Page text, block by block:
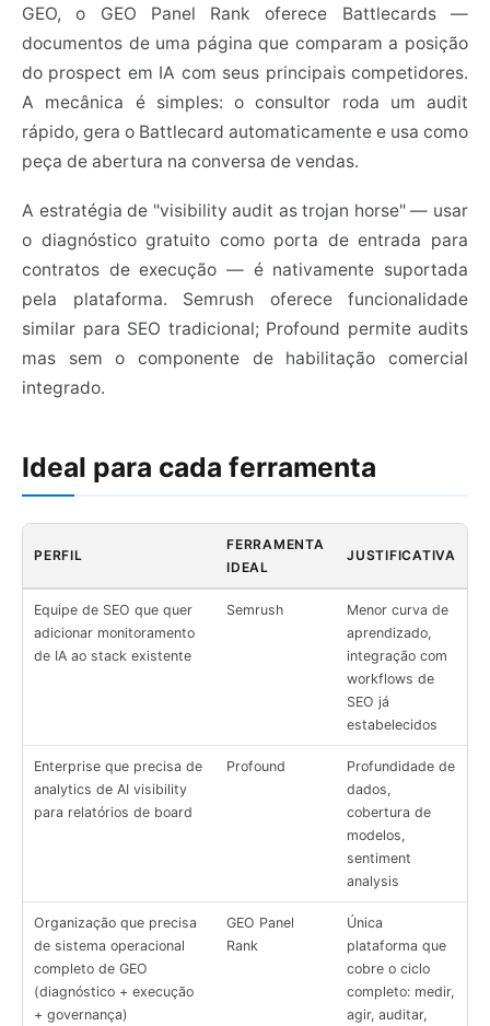
GEO, o GEO Panel Rank oferece Battlecards —
documentos de uma página que comparam a posição
do prospect em IA com seus principais competidores.
A mecânica é simples: o consultor roda um audit
rápido, gera o Battlecard automaticamente e usa como
peça de abertura na conversa de vendas.
A estratégia de "visibility audit as trojan horse" — usar
o diagnóstico gratuito como porta de entrada para
contratos de execução — é nativamente suportada
pela plataforma. Semrush oferece funcionalidade
similar para SEO tradicional; Profound permite audits
mas sem o componente de habilitação comercial
integrado.
Ideal para cada ferramenta
PERFIL
FERRAMENTA
IDEAL
JUSTIFICATIVA
Equipe de SEO que quer
adicionar monitoramento
de IA ao stack existente
Semrush
Menor curva de
aprendizado,
integração com
workflows de
SEO já
estabelecidos
Enterprise que precisa de
analytics de AI visibility
para relatórios de board
Profound
Profundidade de
dados,
cobertura de
modelos,
sentiment
analysis
Organização que precisa
de sistema operacional
completo de GEO
(diagnóstico + execução
+ governança)
GEO Panel
Rank
Única
plataforma que
cobre o ciclo
completo: medir,
agir, auditar,